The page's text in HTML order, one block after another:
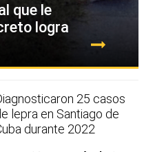
que le
logra
25 casos
lepra en Santiago de
durante 2022